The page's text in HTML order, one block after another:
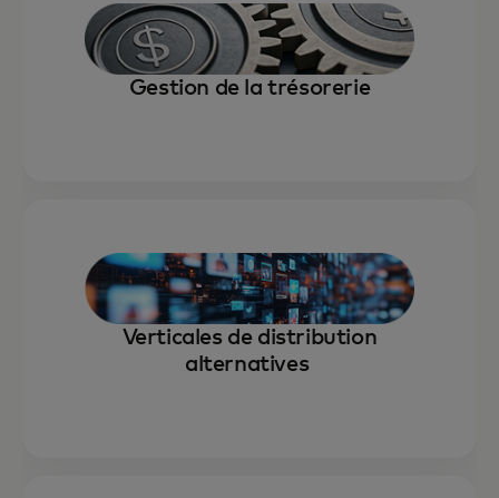
Gestion de la trésorerie
Verticales de distribution
alternatives